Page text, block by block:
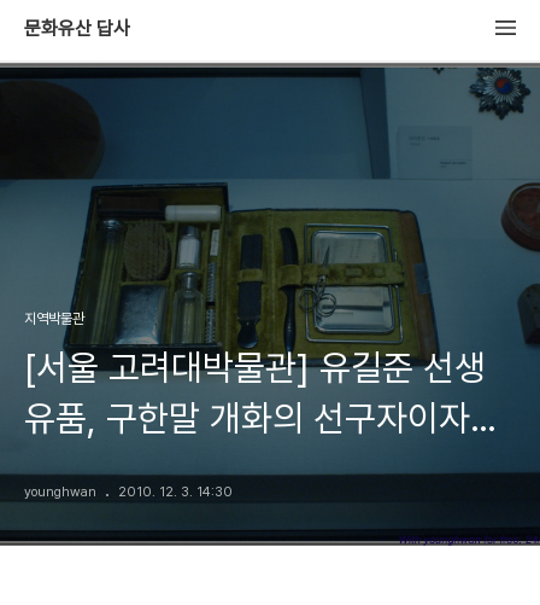
문화유산 답사
지역박물관
[서울 고려대박물관] 유길준 선생
유품, 구한말 개화의 선구자이자
'서유견문' 저자
younghwan 2010. 12. 3. 14:30